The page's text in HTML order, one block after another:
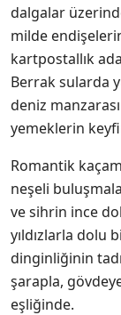
dalgalar
milde
kartpostallık
Berrak sularda
deniz
yemeklerin
Romantik
neşeli
ve sihrin ince
yıldızlarla dolu
dinginliğinin
şarapla,
eşliğinde.